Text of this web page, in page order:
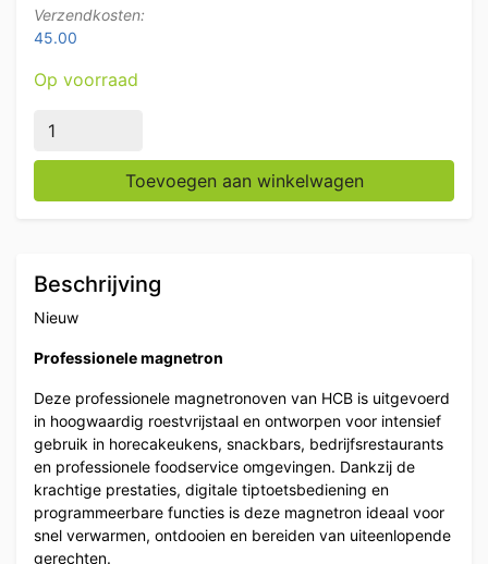
Verzendkosten:
45.00
Op voorraad
HCB RVS Professionele Magnetron 34 liter 2100 watt
Toevoegen aan winkelwagen
Beschrijving
Nieuw
Professionele magnetron
Deze professionele magnetronoven van HCB is uitgevoerd
in hoogwaardig roestvrijstaal en ontworpen voor intensief
gebruik in horecakeukens, snackbars, bedrijfsrestaurants
en professionele foodservice omgevingen. Dankzij de
krachtige prestaties, digitale tiptoetsbediening en
programmeerbare functies is deze magnetron ideaal voor
snel verwarmen, ontdooien en bereiden van uiteenlopende
gerechten.